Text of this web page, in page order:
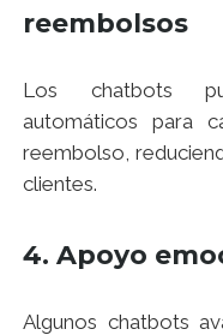
reembolsos
Los chatbots
automáticos para
reembolso,
clientes.
4. Apoyo
Algunos chatbots